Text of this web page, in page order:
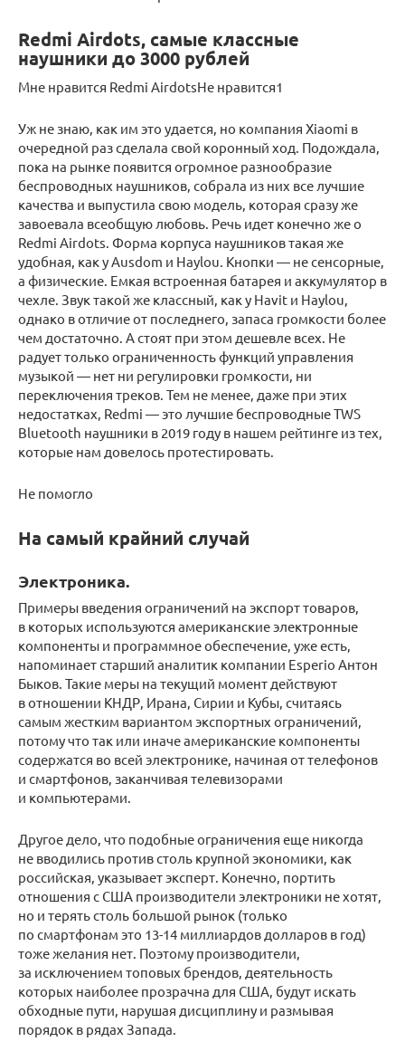
Redmi Airdots, самые классные
наушники до 3000 рублей
Мне нравится Redmi AirdotsНе нравится1
Уж не знаю, как им это удается, но компания Xiaomi в
очередной раз сделала свой коронный ход. Подождала,
пока на рынке появится огромное разнообразие
беспроводных наушников, собрала из них все лучшие
качества и выпустила свою модель, которая сразу же
завоевала всеобщую любовь. Речь идет конечно же о
Redmi Airdots. Форма корпуса наушников такая же
удобная, как у Ausdom и Haylou. Кнопки — не сенсорные,
а физические. Емкая встроенная батарея и аккумулятор в
чехле. Звук такой же классный, как у Havit и Haylou,
однако в отличие от последнего, запаса громкости более
чем достаточно. А стоят при этом дешевле всех. Не
радует только ограниченность функций управления
музыкой — нет ни регулировки громкости, ни
переключения треков. Тем не менее, даже при этих
недостатках, Redmi — это лучшие беспроводные TWS
Bluetooth наушники в 2019 году в нашем рейтинге из тех,
которые нам довелось протестировать.
Не помогло
На самый крайний случай
Электроника.
Примеры введения ограничений на экспорт товаров,
в которых используются американские электронные
компоненты и программное обеспечение, уже есть,
напоминает старший аналитик компании Esperio Антон
Быков. Такие меры на текущий момент действуют
в отношении КНДР, Ирана, Сирии и Кубы, считаясь
самым жестким вариантом экспортных ограничений,
потому что так или иначе американские компоненты
содержатся во всей электронике, начиная от телефонов
и смартфонов, заканчивая телевизорами
и компьютерами.
Другое дело, что подобные ограничения еще никогда
не вводились против столь крупной экономики, как
российская, указывает эксперт. Конечно, портить
отношения с США производители электроники не хотят,
но и терять столь большой рынок (только
по смартфонам это 13-14 миллиардов долларов в год)
тоже желания нет. Поэтому производители,
за исключением топовых брендов, деятельность
которых наиболее прозрачна для США, будут искать
обходные пути, нарушая дисциплину и размывая
порядок в рядах Запада.